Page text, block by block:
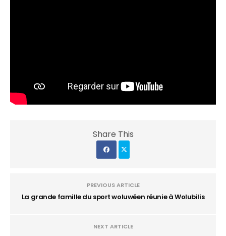
Share This
PREVIOUS ARTICLE
La grande famille du sport woluwéen réunie à Wolubilis
NEXT ARTICLE